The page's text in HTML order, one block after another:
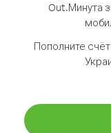
Out.Минута
Пополните